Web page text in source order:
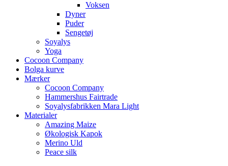
Voksen
Dyner
Puder
Sengetøj
Soyalys
Yoga
Cocoon Company
Bolga kurve
Mærker
Cocoon Company
Hammershus Fairtrade
Soyalysfabrikken Mara Light
Materialer
Amazing Maize
Økologisk Kapok
Merino Uld
Peace silk